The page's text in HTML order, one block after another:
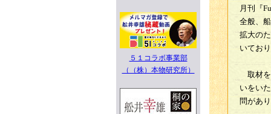
５１コラボ事業部
（（株）本物研究所）
月刊『
全般、
拡大の
いてお
取材を
いをい
問があ